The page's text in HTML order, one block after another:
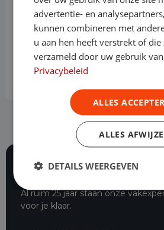
320 2.0 TDCI L2H1 Limited
Diesel Automaat 200 km
L2H1
Al ruim 25 jaar staan onze
voor je klaar.
advertentie- en
kunnen combineren met
u aan hen heeft verstrekt of die
verzameld door uw gebruik
Privacybeleid
ALLES
ALLES
DETAILS WEERGEVEN